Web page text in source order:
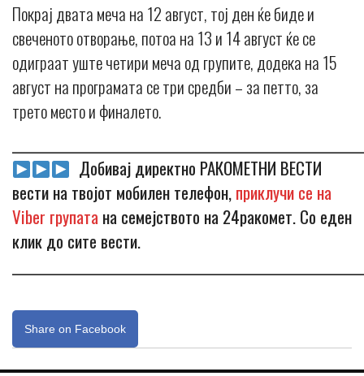
Покрај двата меча на 12 август, тој ден ќе биде и
свеченото отворање, потоа на 13 и 14 август ќе се
одиграат уште четири меча од групите, додека на 15
август на програмата се три средби – за петто, за
трето место и финалето.
Добивај директно РАКОМЕТНИ ВЕСТИ
вести на твојот мобилен телефон,приклучи се на
Viber групата на семејството на 24ракомет. Со еден
клик до сите вести.
Share on Facebook